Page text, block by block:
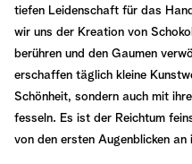
tiefen Leidenschaft für das
wir uns der Kreation von
berühren und den Gaumen
erschaffen täglich kleine
Schönheit, sondern auch mit
fesseln. Es ist der Reichtum
von den ersten Augenblicken an